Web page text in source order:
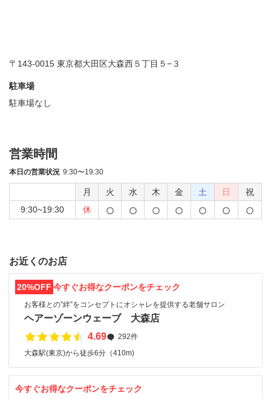
〒143-0015 東京都大田区大森西５丁目５−３
駐車場
駐車場なし
営業時間
本日の営業状況 9:30〜19:30
月 火 水 木 金 土 日
祝
9:30~19:30
休
お近くのお店
20%OFF 今すぐお得なクーポンをチェック
お客様との”絆”をコンセプトにオシャレを提供する老舗サロン
ヘアーゾーンウェーブ 大森店
4.69
292件
大森駅(東京)から徒歩6分（410m)
今すぐお得なクーポンをチェック